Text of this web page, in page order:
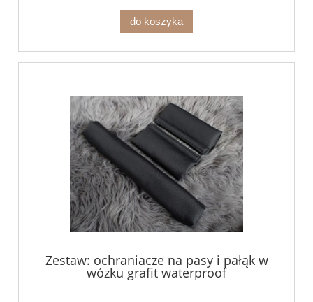
do koszyka
Zestaw: ochraniacze na pasy i pałąk w
wózku grafit waterproof